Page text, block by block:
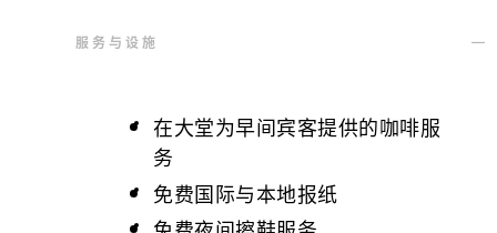
服务与设施
在大堂为早间宾客提供的咖啡服
务
免费国际与本地报纸